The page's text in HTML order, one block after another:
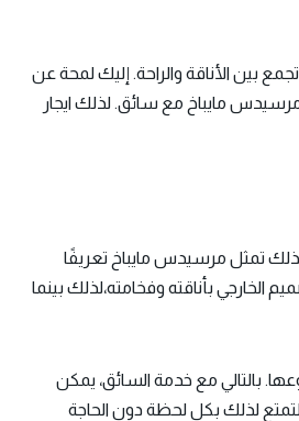
بين الأناقة والراحة. إليك لمحة عن
مايباخ مع سائق. لذلك ايجار
تمثل مرسيدس مايباخ تعريفًا
الخارجي بأناقته وفخامته،لذلك بينما
بالتالي مع خدمة السائق، يمكن
لذلك بكل لحظة دون الحاجة